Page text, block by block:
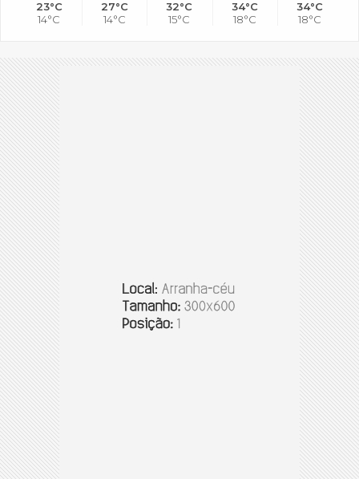
23°C
14°C
27°C
14°C
32°C
15°C
34°C
18°C
34°C
18°C